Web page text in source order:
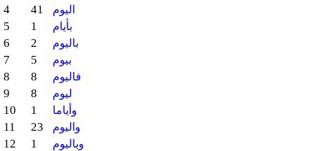
4 41 اليوم
5 1 بأيام
6 2 باليوم
7 5 بيوم
8 8 فاليوم
9 8 ليوم
10 1 وأياما
11 23 واليوم
12 1 وباليوم